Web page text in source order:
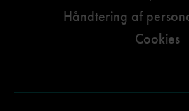
Håndtering af
Cookies